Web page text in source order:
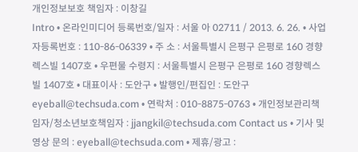
개인정보보호 책임자 : 이창길
Intro • 온라인미디어 등록번호/일자 : 서울 아 02711 / 2013. 6. 26. • 사업
자등록번호 : 110-86-06339 • 주 소 : 서울특별시 은평구 은평로 160 경향
렉스빌 1407호 • 우편물 수령지 : 서울특별시 은평구 은평로 160 경향렉스
빌 1407호 • 대표이사 : 도안구 • 발행인/편집인 : 도안구
eyeball@techsuda.com • 연락처 : 010-8875-0763 • 개인정보관리책
임자/청소년보호책임자 : jjangkil@techsuda.com Contact us • 기사 및
영상 문의 : eyeball@techsuda.com • 제휴/광고 :